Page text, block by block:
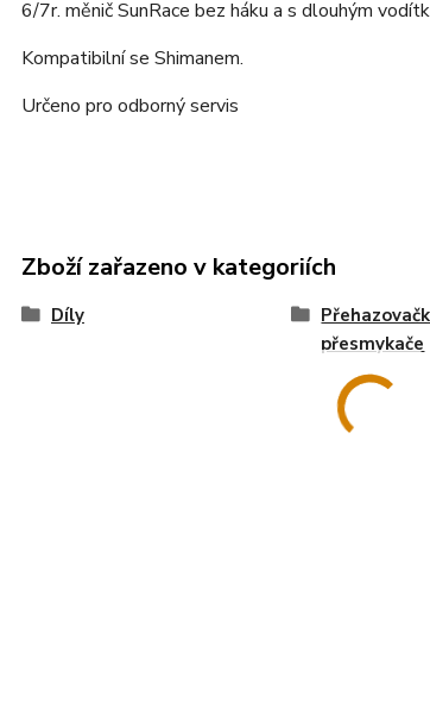
6/7r. měnič SunRace bez háku a s dlouhým
Kompatibilní se Shimanem.
Určeno pro odborný servis
Zboží zařazeno v kategoriích
Díly
přesmykače